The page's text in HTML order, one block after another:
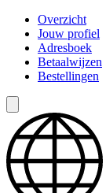
Overzicht
Jouw profiel
Adresboek
Betaalwijzen
Bestellingen